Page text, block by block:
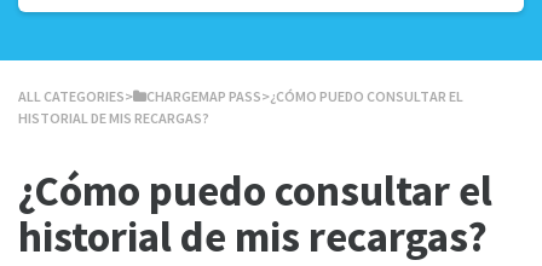
ALL CATEGORIES​>​ ​CHARGEMAP PASS​>​ ¿CÓMO PUEDO CONSULTAR EL
HISTORIAL DE MIS RECARGAS?
¿Cómo puedo consultar el
historial de mis recargas?